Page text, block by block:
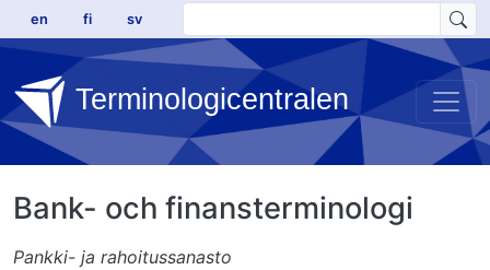
Hoppa till huvudinnehåll
en fi sv
Terminologicentralen
Bank- och finansterminologi
Pankki- ja rahoitussanasto